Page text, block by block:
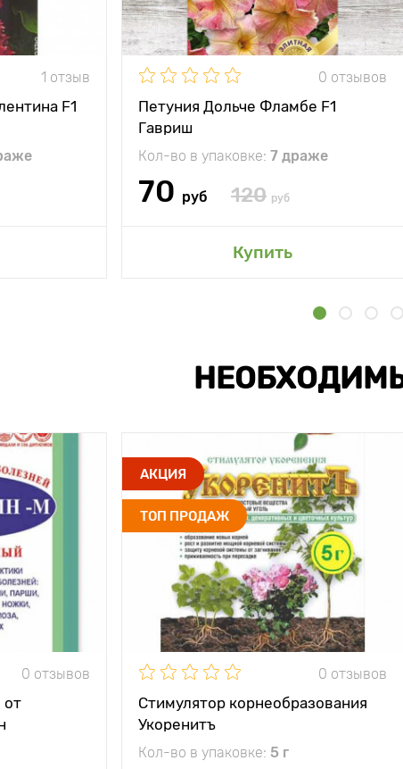
1 отзыв
F1
0 отзывов
Петуния Дольче Фламбе F1
Гавриш
Кол-во в упаковке: 7 драже
70 руб 120 руб
Купить
0 отзывов
от
АКЦИЯ
ТОП ПРОДАЖ
0 отзывов
Стимулятор корнеобразования
Укоренитъ
Кол-во в упаковке: 5 г